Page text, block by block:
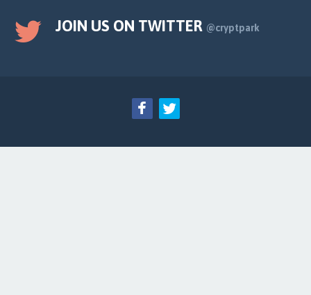
JOIN US ON TWITTER @cryptpark